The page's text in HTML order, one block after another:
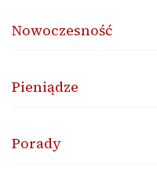
Nowoczesność
Pieniądze
Porady